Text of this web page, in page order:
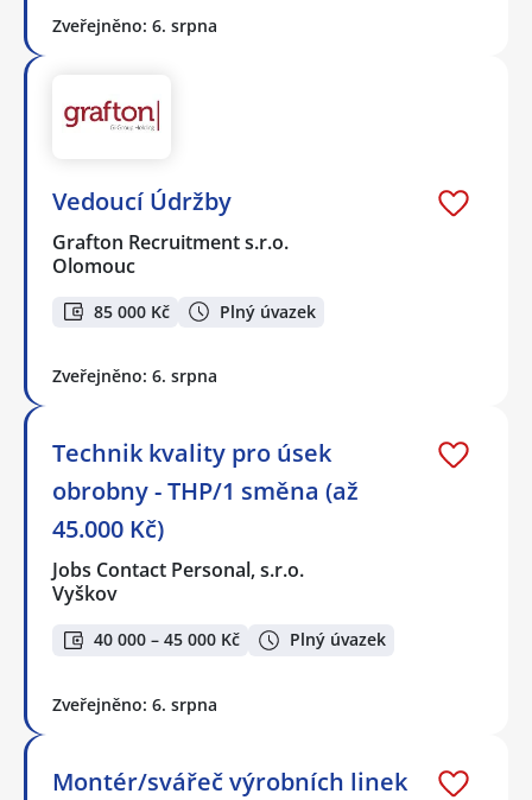
Zveřejněno: 6. srpna
Vedoucí Údržby
Grafton Recruitment s.r.o.
Olomouc
85 000 Kč Plný úvazek
Zveřejněno: 6. srpna
Technik kvality pro úsek
obrobny - THP/1 směna (až
45.000 Kč)
Jobs Contact Personal, s.r.o.
Vyškov
40 000 – 45 000 Kč Plný úvazek
Zveřejněno: 6. srpna
Montér/svářeč výrobních linek